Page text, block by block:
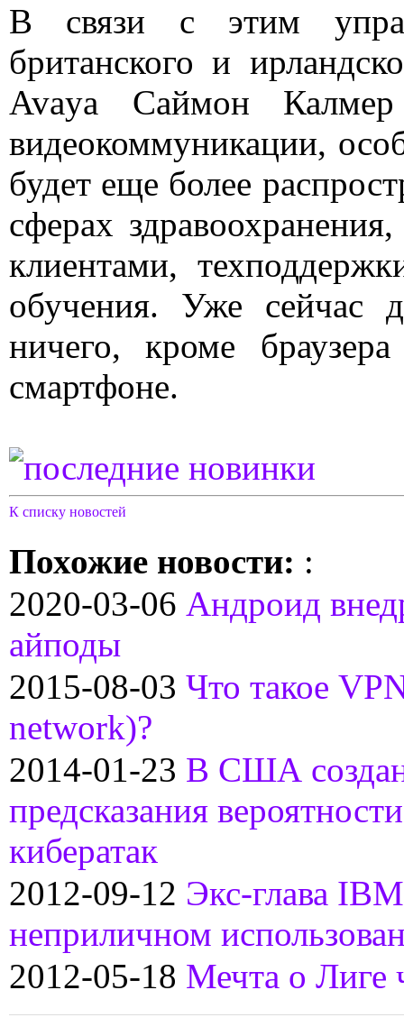
В связи с этим
британского и
Avaya Саймон
видеокоммуникации,
будет еще более
сферах
клиентами,
обучения. Уже сейчас
ничего, кроме
смартфоне.
К списку новостей
Похожие новости: :
2020-03-06 Андроид
айподы
2015-08-03 Что такое
network)?
2014-01-23 В США
предсказания
кибератак
2012-09-12 Экс-глава
неприличном
2012-05-18 Мечта о Лиге